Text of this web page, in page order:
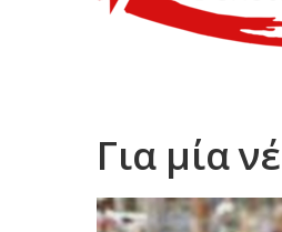
Για μία